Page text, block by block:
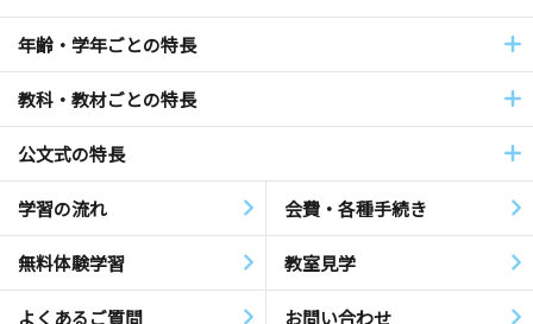
年齢・学年ごとの特長
教科・教材ごとの特長
公文式の特長
学習の流れ 会費・各種手続き
無料体験学習 教室見学
よくあるご質問 お問い合わせ